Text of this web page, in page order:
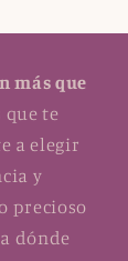
más que
que te
a elegir
y
precioso
dónde